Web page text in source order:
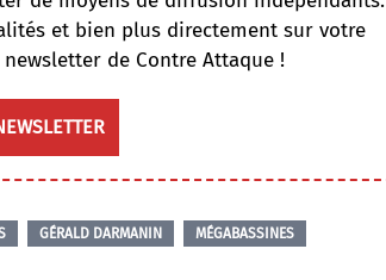
et bien plus directement sur votre
de Contre Attaque !
GÉRALD DARMANIN
MÉGABASSINES